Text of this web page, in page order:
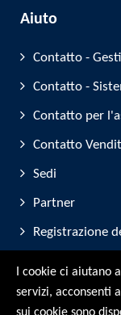
Aiuto
Contatto -
Contatto -
Contatto per
Contatto
Sedi
Partner
Registrazione
I cookie ci aiutano
servizi, acconsenti